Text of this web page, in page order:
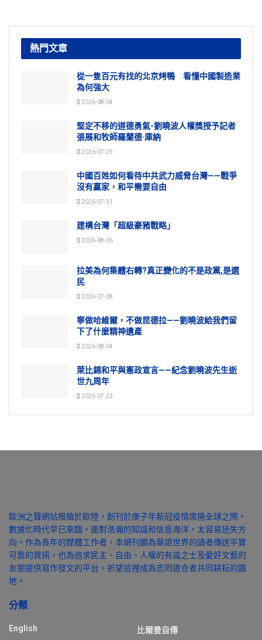
熱門文章
從一隻百元有找的北京烤鴨 看懂中國製造業
為何強大
2026-08-04
堅定不移的道德勇氣-劉曉波人權獎授予記者
張展和牧師羅蘭德·庫納
2026-07-29
中國百姓如何看待中共武力威脅台灣——戰爭
沒有贏家，和平需要自由
2026-07-31
建構台灣「超級豪豬戰略」
2026-08-06
拉美為何集體右轉?真正變化的不是政黨,是選
民
2026-07-08
寧做哈維爾，不做昆德拉——劉曉波給我們留
下了什麼精神遺產
2026-08-04
萊比錫和平與憲政宣言——紀念劉曉波先生逝
世九周年
2026-07-23
歐洲之聲網站根植於歐陸，創刊於庚子年新冠疫情席捲全球之際。
數據化時代早已來臨，面對浩瀚的知識和信息海洋，太容易迷失方
向。作為長年的媒體工作者，本網刊願為華語世界的讀者傳送平實
可靠的資訊，也為追求民主、自由、人權的有識之士及愛好文藝的
友朋提供寫作發文的平台。祈望這裡成為志同道合者共同耕耘的園
地。
分類
English
比爾曼自傳